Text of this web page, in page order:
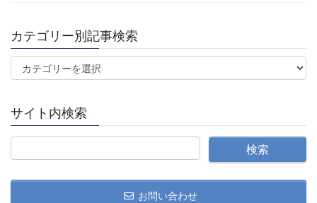
カテゴリー別記事検索
テ
リ
ー
記
事
サイト内検索
お問い合わせ